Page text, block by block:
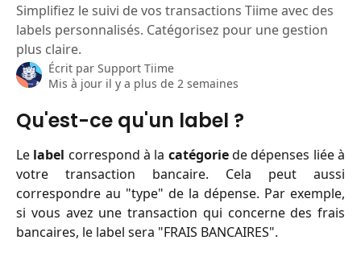
Simplifiez le suivi de vos transactions Tiime avec des
labels personnalisés. Catégorisez pour une gestion
plus claire.
Écrit par Support Tiime
Mis à jour il y a plus de 2 semaines
Qu'est-ce qu'un label ?
Le label correspond à la catégoriede dépenses liée à
votre transaction bancaire. Cela peut aussi
correspondre au "type" de la dépense. Par exemple,
si vous avez une transaction qui concerne des frais
bancaires, le label sera "FRAIS BANCAIRES".